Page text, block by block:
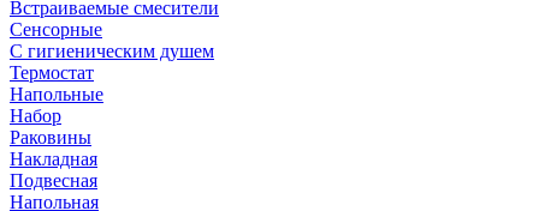
Встраиваемые смесители
Сенсорные
С гигиеническим душем
Термостат
Напольные
Набор
Раковины
Накладная
Подвесная
Напольная